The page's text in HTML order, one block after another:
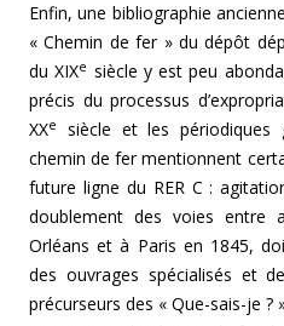
Enfin, une bibliographie
« Chemin de fer » du dépôt
du XIXe siècle y est peu
précis du processus
XXe
siècle et les périodiques
chemin de fer mentionnent
future ligne du RER C :
doublement des voies entre
Orléans et à Paris en 1845,
des ouvrages spécialisés et
précurseurs des « Que-sais-je ?